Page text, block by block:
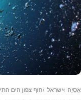
אַסְיָה ישראל חוף צפון הים